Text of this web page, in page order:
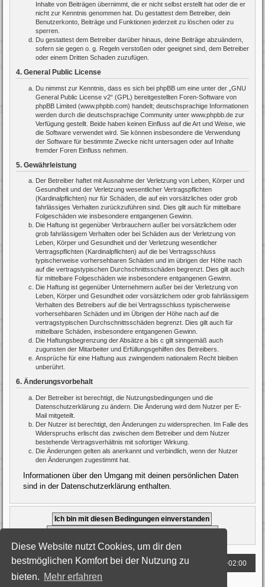
Diese Website nutzt Cookies, um dir den
bestmöglichen Komfort bei der Nutzung zu
bieten. Mehr erfahren
Inhalte von Beiträgen übernimmt, die er nicht selbst erstellt hat oder die er
nicht zur Kenntnis genommen hat. Du gestattest dem Betreiber, dein
Benutzerkonto, Beiträge und Funktionen jederzeit zu löschen oder zu
sperren.
Du gestattest dem Betreiber darüber hinaus, deine Beiträge abzuändern,
sofern sie gegen o. g. Regeln verstoßen oder geeignet sind, dem Betreiber
oder einem Dritten Schaden zuzufügen.
4. General Public License
Du nimmst zur Kenntnis, dass es sich bei phpBB um eine unter der „ GNU
General Public License v2“ (GPL) bereitgestellten Foren-Software von
phpBB Limited (www.phpbb.com) handelt; deutschsprachige Informationen
werden durch die deutschsprachige Community unter www.phpbb.de zur
Verfügung gestellt. Beide haben keinen Einfluss auf die Art und Weise, wie
die Software verwendet wird. Sie können insbesondere die Verwendung
der Software für bestimmte Zwecke nicht untersagen oder auf Inhalte
fremder Foren Einfluss nehmen.
5. Gewährleistung
Der Betreiber haftet mit Ausnahme der Verletzung von Leben, Körper und
Gesundheit und der Verletzung wesentlicher Vertragspflichten
(Kardinalpflichten) nur für Schäden, die auf ein vorsätzliches oder grob
fahrlässiges Verhalten zurückzuführen sind. Dies gilt auch für mittelbare
Folgeschäden wie insbesondere entgangenen Gewinn.
Die Haftung ist gegenüber Verbrauchern außer bei vorsätzlichem oder
grob fahrlässigem Verhalten oder bei Schäden aus der Verletzung von
Leben, Körper und Gesundheit und der Verletzung wesentlicher
Vertragspflichten (Kardinalpflichten) auf die bei Vertragsschluss
typischerweise vorhersehbaren Schäden und im übrigen der Höhe nach
auf die vertragstypischen Durchschnittsschäden begrenzt. Dies gilt auch
für mittelbare Folgeschäden wie insbesondere entgangenen Gewinn.
Die Haftung ist gegenüber Unternehmern außer bei der Verletzung von
Leben, Körper und Gesundheit oder vorsätzlichem oder grob fahrlässigem
Verhalten des Betreibers auf die bei Vertragsschluss typischerweise
vorhersehbaren Schäden und im Übrigen der Höhe nach auf die
vertragstypischen Durchschnittsschäden begrenzt. Dies gilt auch für
mittelbare Schäden, insbesondere entgangenen Gewinn.
Die Haftungsbegrenzung der Absätze a bis c gilt sinngemäß auch
zugunsten der Mitarbeiter und Erfüllungsgehilfen des Betreibers.
Ansprüche für eine Haftung aus zwingendem nationalem Recht bleiben
unberührt.
6. Änderungsvorbehalt
Der Betreiber ist berechtigt, die Nutzungsbedingungen und die
Datenschutzerklärung zu ändern. Die Änderung wird dem Nutzer per E-
Mail mitgeteilt.
Der Nutzer ist berechtigt, den Änderungen zu widersprechen. Im Falle des
Widerspruchs erlischt das zwischen dem Betreiber und dem Nutzer
bestehende Vertragsverhältnis mit sofortiger Wirkung.
Die Änderungen gelten als anerkannt und verbindlich, wenn der Nutzer
den Änderungen zugestimmt hat.
Informationen über den Umgang mit deinen persönlichen Daten
sind in der Datenschutzerklärung enthalten.
Foren-Übersicht Alle Zeiten sind UTC+02:00
Powered byphpBB® Forum Software © phpBB Limited